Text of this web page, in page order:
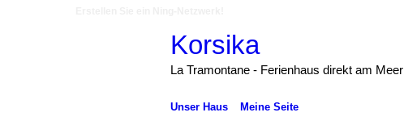
Korsika
La Tramontane - Ferienhaus direkt am Meer
Unser Haus Meine Seite